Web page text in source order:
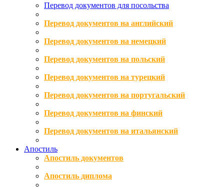
Перевод документов для посольства
Перевод документов на английский
Перевод документов на немецкий
Перевод документов на польский
Перевод документов на турецкий
Перевод документов на португальский
Перевод документов на финский
Перевод документов на итальянский
Апостиль
Апостиль документов
Апостиль диплома